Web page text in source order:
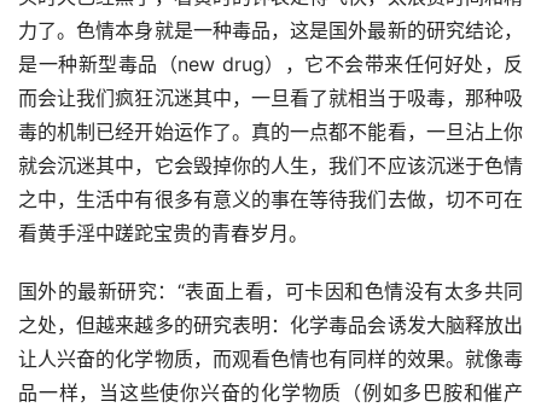
力了。色情本身就是一种毒品，这是国外最新的研究结论，
是一种新型毒品（new drug），它不会带来任何好处，反
而会让我们疯狂沉迷其中，一旦看了就相当于吸毒，那种吸
毒的机制已经开始运作了。真的一点都不能看，一旦沾上你
就会沉迷其中，它会毁掉你的人生，我们不应该沉迷于色情
之中，生活中有很多有意义的事在等待我们去做，切不可在
看黄手淫中蹉跎宝贵的青春岁月。
国外的最新研究：“表面上看，可卡因和色情没有太多共同
之处，但越来越多的研究表明：化学毒品会诱发大脑释放出
让人兴奋的化学物质，而观看色情也有同样的效果。就像毒
品一样，当这些使你兴奋的化学物质（例如多巴胺和催产